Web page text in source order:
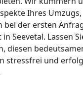
Ihres Umzugs,
bei der ersten
Seevetal. Lassen
diesen
stressfrei und